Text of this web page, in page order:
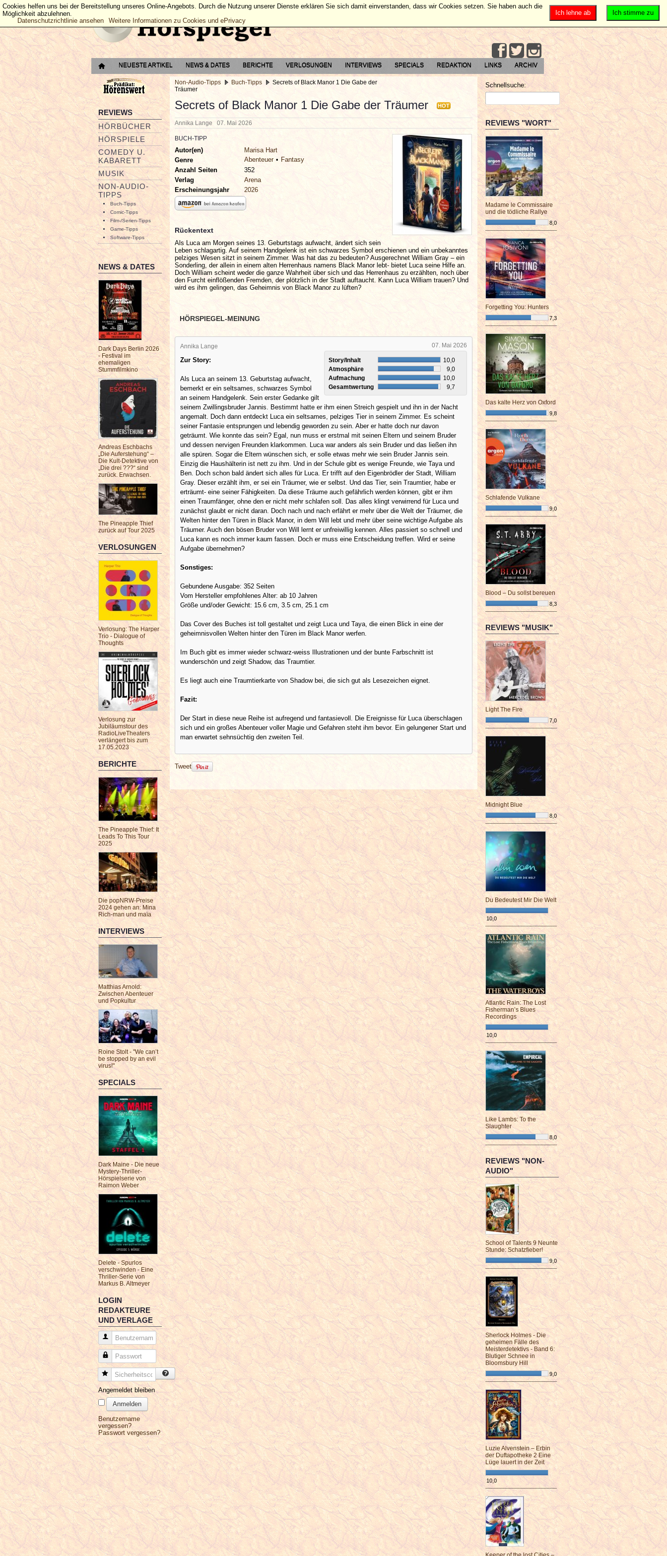
NEUESTE ARTIKEL NEWS & DATES BERICHTE VERLOSUNGEN INTERVIEWS SPECIALS REDAKTION LINKS ARCHIV
REVIEWS
HÖRBÜCHER
HÖRSPIELE
COMEDY U.
KABARETT
MUSIK
NON-AUDIO-
TIPPS
Buch-Tipps
Comic-Tipps
Film-/Serien-Tipps
Game-Tipps
Software-Tipps
NEWS & DATES
Dark Days Berlin 2026
- Festival im
ehemaligen
Stummfilmkino
Andreas Eschbachs
„Die Auferstehung“ –
Die Kult-Detektive von
„Die drei ???“ sind
zurück. Erwachsen.
The Pineapple Thief
zurück auf Tour 2025
VERLOSUNGEN
Verlosung: The Harper
Trio - Dialogue of
Thoughts
Verlosung zur
Jubiläumstour des
RadioLiveTheaters
verlängert bis zum
17.05.2023
BERICHTE
The Pineapple Thief: It
Leads To This Tour
2025
Die popNRW-Preise
2024 gehen an: Mina
Rich-man und maïa
INTERVIEWS
Matthias Arnold:
Zwischen Abenteuer
und Popkultur
Roine Stolt - "We can’t
be stopped by an evil
virus!"
SPECIALS
Dark Maine - Die neue
Mystery-Thriller-
Hörspielserie von
Raimon Weber
Delete - Spurlos
verschwinden - Eine
Thriller-Serie von
Markus B. Altmeyer
LOGIN
REDAKTEURE
UND VERLAGE
Benutzername
Passwort
Sicherheitscode
Angemeldet bleiben
Anmelden
Benutzername
vergessen?
Passwort vergessen?
Non-Audio-Tipps Buch-Tipps
Secrets of Black Manor 1 Die Gabe der
Träumer
Secrets of Black Manor 1 Die Gabe der Träumer HOT
Annika Lange 07. Mai 2026
BUCH-TIPP
Autor(en)
Marisa Hart
Genre
Abenteuer
Fantasy
Anzahl Seiten
352
Verlag
Arena
Erscheinungsjahr
2026
Rückentext
Als Luca am Morgen seines 13. Geburtstags aufwacht, ändert sich sein
Leben schlagartig. Auf seinem Handgelenk ist ein schwarzes Symbol erschienen und ein unbekanntes
pelziges Wesen sitzt in seinem Zimmer. Was hat das zu bedeuten? Ausgerechnet William Gray – ein
Sonderling, der allein in einem alten Herrenhaus namens Black Manor lebt- bietet Luca seine Hilfe an.
Doch William scheint weder die ganze Wahrheit über sich und das Herrenhaus zu erzählten, noch über
den Furcht einflößenden Fremden, der plötzlich in der Stadt auftaucht. Kann Luca William trauen? Und
wird es ihm gelingen, das Geheimnis von Black Manor zu lüften?
HÖRSPIEGEL-MEINUNG
07. Mai 2026
Annika Lange
Story/Inhalt
10,0
Atmosphäre
9,0
Aufmachung
10,0
Gesamtwertung
9,7
Zur Story:
Als Luca an seinem 13. Geburtstag aufwacht,
bemerkt er ein seltsames, schwarzes Symbol
an seinem Handgelenk. Sein erster Gedanke gilt
seinem Zwillingsbruder Jannis. Bestimmt hatte er ihm einen Streich gespielt und ihn in der Nacht
angemalt. Doch dann entdeckt Luca ein seltsames, pelziges Tier in seinem Zimmer. Es scheint
seiner Fantasie entsprungen und lebendig geworden zu sein. Aber er hatte doch nur davon
geträumt. Wie konnte das sein? Egal, nun muss er erstmal mit seinen Eltern und seinem Bruder
und dessen nervigen Freunden klarkommen. Luca war anders als sein Bruder und das ließen ihn
alle spüren. Sogar die Eltern wünschen sich, er solle etwas mehr wie sein Bruder Jannis sein.
Einzig die Haushälterin ist nett zu ihm. Und in der Schule gibt es wenige Freunde, wie Taya und
Ben. Doch schon bald ändert sich alles für Luca. Er trifft auf den Eigenbrödler der Stadt, William
Gray. Dieser erzählt ihm, er sei ein Träumer, wie er selbst. Und das Tier, sein Traumtier, habe er
erträumt- eine seiner Fähigkeiten. Da diese Träume auch gefährlich werden können, gibt er ihm
einen Traumfänger, ohne den er nicht mehr schlafen soll. Das alles klingt verwirrend für Luca und
zunächst glaubt er nicht daran. Doch nach und nach erfährt er mehr über die Welt der Träumer, die
Welten hinter den Türen in Black Manor, in dem Will lebt und mehr über seine wichtige Aufgabe als
Träumer. Auch den bösen Bruder von Will lernt er unfreiwillig kennen. Alles passiert so schnell und
Luca kann es noch immer kaum fassen. Doch er muss eine Entscheidung treffen. Wird er seine
Aufgabe übernehmen?
Sonstiges:
Gebundene Ausgabe: 352 Seiten
Vom Hersteller empfohlenes Alter: ab 10 Jahren
Größe und/oder Gewicht: 15.6 cm, 3.5 cm, 25.1 cm
Das Cover des Buches ist toll gestaltet und zeigt Luca und Taya, die einen Blick in eine der
geheimnisvollen Welten hinter den Türen im Black Manor werfen.
Im Buch gibt es immer wieder schwarz-weiss Illustrationen und der bunte Farbschnitt ist
wunderschön und zeigt Shadow, das Traumtier.
Es liegt auch eine Traumtierkarte von Shadow bei, die sich gut als Lesezeichen eignet.
Fazit:
Der Start in diese neue Reihe ist aufregend und fantasievoll. Die Ereignisse für Luca überschlagen
sich und ein großes Abenteuer voller Magie und Gefahren steht ihm bevor. Ein gelungener Start und
man erwartet sehnsüchtig den zweiten Teil.
Tweet
Schnellsuche:
REVIEWS "WORT"
Madame le Commissaire
und die tödliche Rallye
8,0
¯¯¯¯¯¯¯¯¯¯¯¯¯¯¯¯¯¯¯¯¯¯¯¯
Forgetting You: Hunters
7,3
¯¯¯¯¯¯¯¯¯¯¯¯¯¯¯¯¯¯¯¯¯¯¯¯
Das kalte Herz von Oxford
9,8
¯¯¯¯¯¯¯¯¯¯¯¯¯¯¯¯¯¯¯¯¯¯¯¯
Schlafende Vulkane
9,0
¯¯¯¯¯¯¯¯¯¯¯¯¯¯¯¯¯¯¯¯¯¯¯¯
Blood – Du sollst bereuen
8,3
¯¯¯¯¯¯¯¯¯¯¯¯¯¯¯¯¯¯¯¯¯¯¯¯
REVIEWS "MUSIK"
Light The Fire
7,0
¯¯¯¯¯¯¯¯¯¯¯¯¯¯¯¯¯¯¯¯¯¯¯¯
Midnight Blue
8,0
¯¯¯¯¯¯¯¯¯¯¯¯¯¯¯¯¯¯¯¯¯¯¯¯
Du Bedeutest Mir Die Welt
10,0
¯¯¯¯¯¯¯¯¯¯¯¯¯¯¯¯¯¯¯¯¯¯¯¯
Atlantic Rain: The Lost
Fisherman’s Blues
Recordings
10,0
¯¯¯¯¯¯¯¯¯¯¯¯¯¯¯¯¯¯¯¯¯¯¯¯
Like Lambs: To the
Slaughter
8,0
¯¯¯¯¯¯¯¯¯¯¯¯¯¯¯¯¯¯¯¯¯¯¯¯
REVIEWS "NON-
AUDIO"
School of Talents 9 Neunte
Stunde: Schatzfieber!
9,0
¯¯¯¯¯¯¯¯¯¯¯¯¯¯¯¯¯¯¯¯¯¯¯¯
Sherlock Holmes - Die
geheimen Fälle des
Meisterdetektivs - Band 6:
Blutiger Schnee in
Bloomsbury Hill
9,0
¯¯¯¯¯¯¯¯¯¯¯¯¯¯¯¯¯¯¯¯¯¯¯¯
Luzie Alvenstein – Erbin
der Duftapotheke 2 Eine
Lüge lauert in der Zeit
10,0
¯¯¯¯¯¯¯¯¯¯¯¯¯¯¯¯¯¯¯¯¯¯¯¯
Ich stimme zu
Ich lehne ab
Cookies helfen uns bei der Bereitstellung unseres Online-Angebots. Durch die Nutzung unserer Dienste erklären Sie sich damit einverstanden, dass wir Cookies setzen. Sie haben auch die
Möglichkeit abzulehnen.
Datenschutzrichtlinie ansehen
Weitere Informationen zu Cookies und ePrivacy